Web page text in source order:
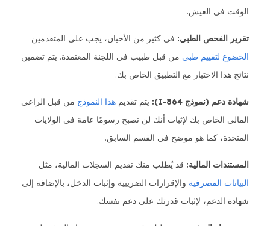
الوقت في العيش.
تقرير الفحص الطبي: في كثير من الأحيان، يجب على المتقدمين
الخضوع لتقييم طبي من قبل طبيب في اللجنة المعتمدة. يتم تضمين
نتائج هذا الاختبار مع التطبيق الخاص بك.
شهادة دعم (نموذج I-864): يتم تقديم هذا النموذج من قبل الراعي
المالي الخاص بك لإثبات أنك لن تصبح رسومًا عامة في الولايات
المتحدة، كما هو موضح في القسم السابق.
المستندات المالية: قد يُطلب منك تقديم السجلات المالية، مثل
البيانات المصرفية والإقرارات الضريبية وإثبات الدخل، بالإضافة إلى
شهادة الدعم، لإثبات قدرتك على دعم نفسك.